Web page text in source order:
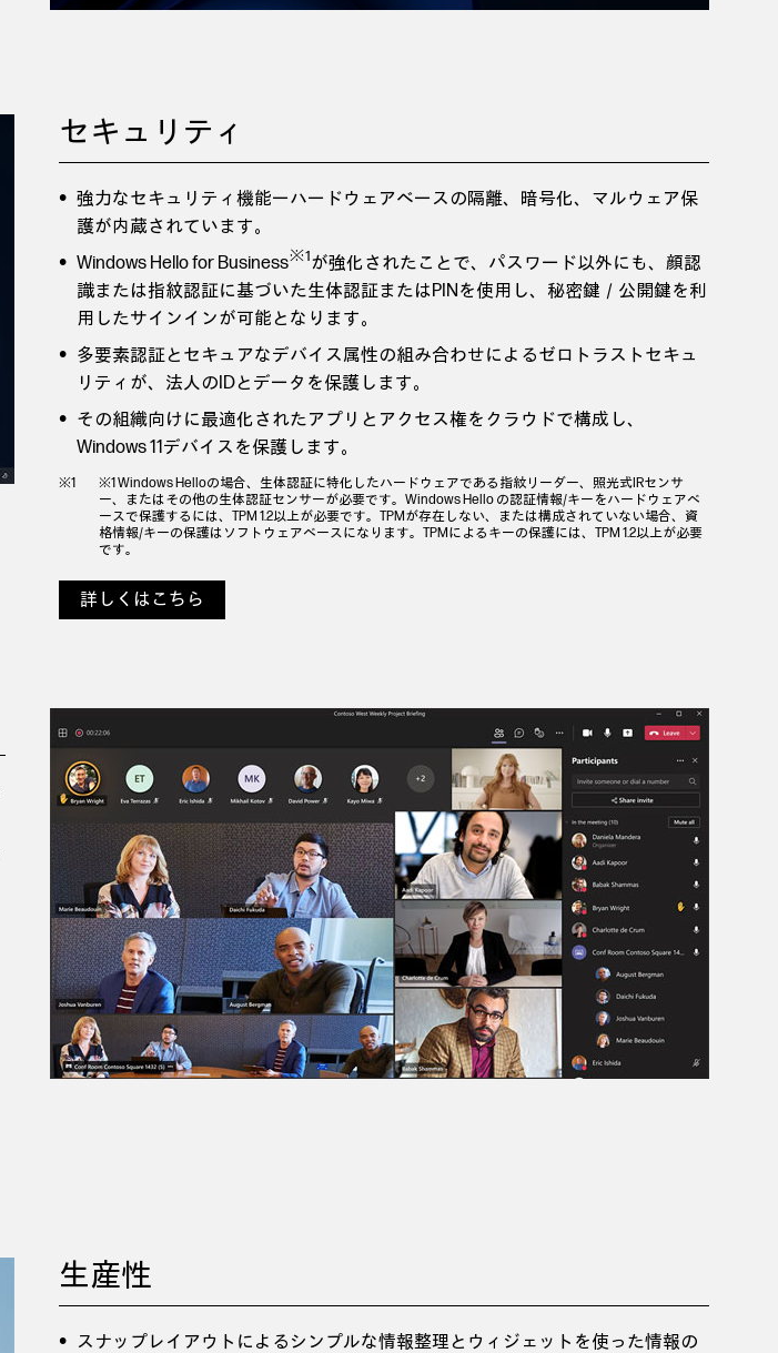
セキュリティ
強力なセキュリティ機能ーハードウェアベースの隔離、暗号化、マルウェア保
護が内蔵されています。
Windows Hello for Business※1が強化されたことで、パスワード以外にも、顔認
識または指紋認証に基づいた生体認証またはPINを使用し、秘密鍵／公開鍵を利
用したサインインが可能となります。
多要素認証とセキュアなデバイス属性の組み合わせによるゼロトラストセキュ
リティが、法人のIDとデータを保護します。
その組織向けに最適化されたアプリとアクセス権をクラウドで構成し、
Windows 11デバイスを保護します。
※1 Windows Helloの場合、生体認証に特化したハードウェアである指紋リーダー、照光式IRセンサ
ー、またはその他の生体認証センサーが必要です。Windows Hello の認証情報/キーをハードウェアベ
ースで保護するには、TPM 1.2以上が必要です。TPMが存在しない、または構成されていない場合、資
格情報/キーの保護はソフトウェアベースになります。TPMによるキーの保護には、TPM 1.2以上が必要
です。
詳しくはこちら
生産性
スナップレイアウトによるシンプルな情報整理とウィジェットを使った情報の